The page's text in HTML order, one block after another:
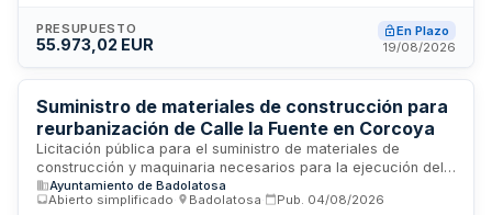
renovación de las instalaciones de alcantarillado y
abastecimiento, con un plazo de ejecución de tres meses.
responsabilidad del contratista el transporte y la entrega en
la obra, almacén municipal o lugar designado por el técnico.
PRESUPUESTO
55.973,02 EUR
En Plazo
19/08/2026
Suministro de materiales de construcción para
reurbanización de Calle la Fuente en Corcoya
Licitación pública para el suministro de materiales de
construcción y maquinaria necesarios para la ejecución del
proyecto de reurbanización de Calle la Fuente en Corcoya.
Las obras incluyen la renovación de solería e instalaciones
Ayuntamiento de Badolatosa
Abierto simplificado
Badolatosa Pub. 04/08/2026